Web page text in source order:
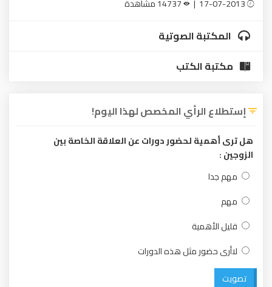
المكتبة الصوتية
مكتبة الكتب
إستطلاع الرأي المخصص لهذا اليوم!
هل ترى أهمية لحضور دورات عن العلاقة الخاصة بين
الزوجين :
مهم جدا
مهم
قليل الأهمية
لاأرى حضور مثل هذه الدورات
تصويت